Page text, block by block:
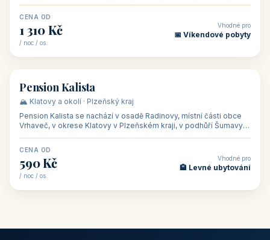
CENA OD
1 310 Kč
/ noc / os.
Vhodné pro
📅 Víkendové pobyty
🏡 penzion
Pension Kalista
🏔️ Klatovy a okolí · Plzeňský kraj
Pension Kalista se nachází v osadě Radinovy, místní části obce
Vrhaveč, v okrese Klatovy v Plzeňském kraji, v podhůří Šumavy
CENA OD
590 Kč
/ noc / os.
Vhodné pro
🏨 Levné ubytování